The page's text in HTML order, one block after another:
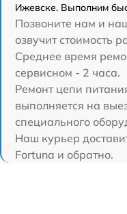
Ижевске. Выполним
Позвоните нам и
озвучит стоимость
Среднее время
сервисном - 2 часа.
Ремонт цепи
выполняется на
специального
Наш курьер
Fortuna и обратно.